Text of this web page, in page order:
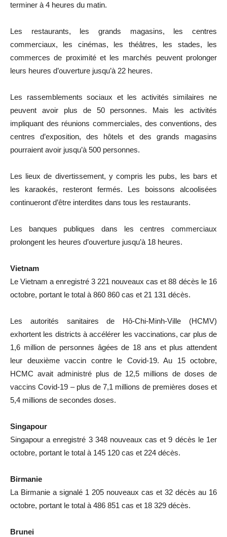
terminer à 4 heures du matin.
Les restaurants, les grands magasins, les centres
commerciaux, les cinémas, les théâtres, les stades, les
commerces de proximité et les marchés peuvent prolonger
leurs heures d’ouverture jusqu’à 22 heures.
Les rassemblements sociaux et les activités similaires ne
peuvent avoir plus de 50 personnes. Mais les activités
impliquant des réunions commerciales, des conventions, des
centres d’exposition, des hôtels et des grands magasins
pourraient avoir jusqu’à 500 personnes.
Les lieux de divertissement, y compris les pubs, les bars et
les karaokés, resteront fermés. Les boissons alcoolisées
continueront d’être interdites dans tous les restaurants.
Les banques publiques dans les centres commerciaux
prolongent les heures d’ouverture jusqu’à 18 heures.
Vietnam
Le Vietnam a enregistré 3 221 nouveaux cas et 88 décès le 16
octobre, portant le total à 860 860 cas et 21 131 décès.
Les autorités sanitaires de Hô-Chi-Minh-Ville (HCMV)
exhortent les districts à accélérer les vaccinations, car plus de
1,6 million de personnes âgées de 18 ans et plus attendent
leur deuxième vaccin contre le Covid-19. Au 15 octobre,
HCMC avait administré plus de 12,5 millions de doses de
vaccins Covid-19 – plus de 7,1 millions de premières doses et
5,4 millions de secondes doses.
Singapour
Singapour a enregistré 3 348 nouveaux cas et 9 décès le 1er
octobre, portant le total à 145 120 cas et 224 décès.
Birmanie
La Birmanie a signalé 1 205 nouveaux cas et 32 décès au 16
octobre, portant le total à 486 851 cas et 18 329 décès.
Brunei